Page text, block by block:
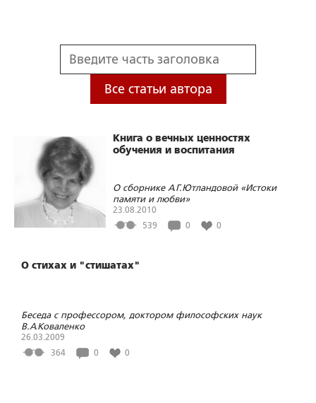
Все статьи автора
Книга о вечных ценностях
обучения и воспитания
О сборнике А.Г.Ютландовой «Истоки
памяти и любви»
23.08.2010
539
0 0
О стихах и "стишатах"
Беседа с профессором, доктором философских наук
В.А.Коваленко
26.03.2009
364
0 0